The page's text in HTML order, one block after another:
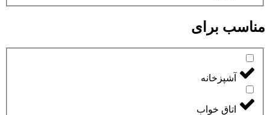
مناسب برای
آشپزخانه
اتاق خواب